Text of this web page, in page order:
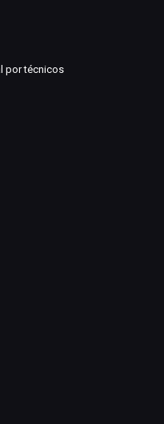
por técnicos